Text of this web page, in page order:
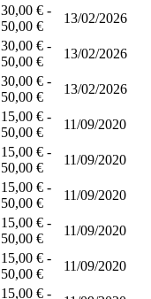
30,00 € -
50,00 €
13/02/2026
30,00 € -
50,00 €
13/02/2026
30,00 € -
50,00 €
13/02/2026
15,00 € -
50,00 €
11/09/2020
15,00 € -
50,00 €
11/09/2020
15,00 € -
50,00 €
11/09/2020
15,00 € -
50,00 €
11/09/2020
15,00 € -
50,00 €
11/09/2020
15,00 € -